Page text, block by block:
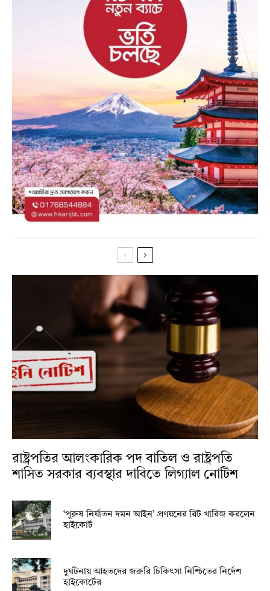
রাষ্ট্রপতির আলংকারিক পদ বাতিল ও রাষ্ট্রপতি
শাসিত সরকার ব্যবস্থার দাবিতে লিগ্যাল নোটিশ
‘পুরুষ নির্যাতন দমন আইন’ প্রণয়নের রিট খারিজ করলেন
হাইকোর্ট
দুর্ঘটনায় আহতদের জরুরি চিকিৎসা নিশ্চিতের নির্দেশ
হাইকোর্টের